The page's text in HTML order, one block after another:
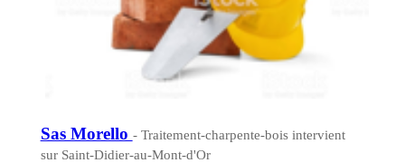
Sas Morello - Traitement-charpente-bois intervient
sur Saint-Didier-au-Mont-d'Or